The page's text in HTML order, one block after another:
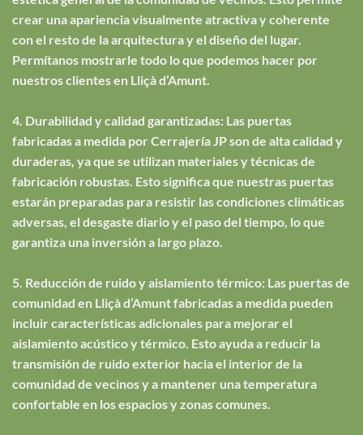
crear una apariencia visualmente atractiva y coherente
con el resto de la arquitectura y el diseño del lugar.
Permítanos mostrarle todo lo que podemos hacer por
nuestros clientes en Lliçà d’Amunt.
4. Durabilidad y calidad garantizadas: Las puertas
fabricadas a medida por Cerrajería JP son de alta calidad y
duraderas, ya que se utilizan materiales y técnicas de
fabricación robustas. Esto significa que nuestras puertas
estarán preparadas para resistir las condiciones climáticas
adversas, el desgaste diario y el paso del tiempo, lo que
garantiza una inversión a largo plazo.
5. Reducción de ruido y aislamiento térmico: Las puertas de
comunidad en Lliçà d’Amunt fabricadas a medida pueden
incluir características adicionales para mejorar el
aislamiento acústico y térmico. Esto ayuda a reducir la
transmisión de ruido exterior hacia el interior de la
comunidad de vecinos y a mantener una temperatura
confortable en los espacios y zonas comunes.